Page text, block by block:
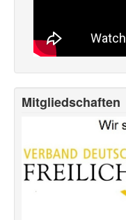
Mitgliedschaften